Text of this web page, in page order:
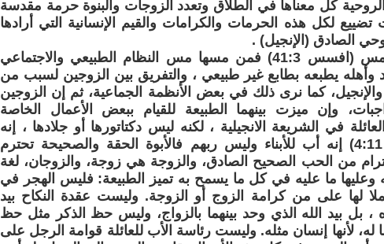
كل معناها في الطلاق وتعدد الزوجات والبنوة حرمة مقدسة
تضييع لكل هذه الحرمات والكرامات والقيم الإنسانية التي أرادها
الصادق (الإنجيل) .
ونظام العائلة له قدسية لا تمس (افسس 41:3) فمن مسها مس النظام الطبيعي والاجتماعي
وأهله يطبعه بطابع غير طبيعي ، والتفريق بين الزوجين لسبب من
والإنجيل، كما نرى ذلك في بعض الأنظمة الجماعية، ثم إن الزوجين
وإن ميزت بينهما الطبيعة للقيام ببعض الأعمال الخاصة
في الشريعة الانجيلية ، لكنه ليس دكتاتورها أو جلادها ، إنه
رأس المرأة لا سيدها (1كو 4:11) إنه أب للأبناء وليس ربهم فالأبوة الحقة والصحيحة تحترم
من الحب الصحيح الصادق، والزوجة هي زوجة، والزوجان، لغة
وعليها ما عليه في كل ما يسمح به تميز الطبيعة: فليس الهجر في
لها على من كرامة الزوج أو الزوجة. وليست عقدة النكاح بيد
بل بيد الله الذي وحد بينهما بالزواج، وليس حظ الذكر مثل حظ
له، لأنها إنسان مثله. وليست رئاسة الأب للعائلة قوامة الرجل على